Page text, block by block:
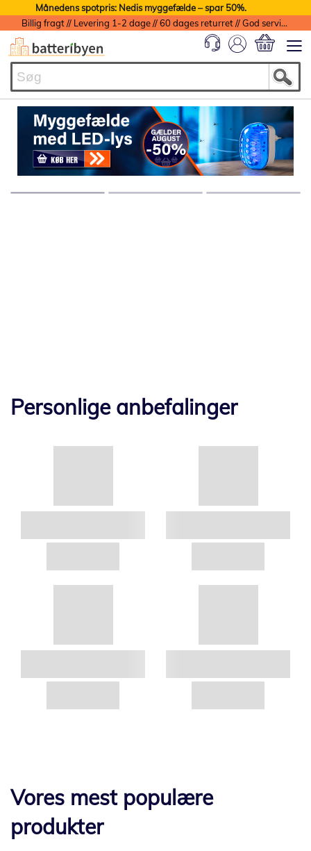
Månedens spotpris: Nedis myggefælde – spar 50%.
Billig fragt // Levering 1-2 dage // 60 dages returret // God service med garanti
Personlige anbefalinger
Vores mest populære
produkter